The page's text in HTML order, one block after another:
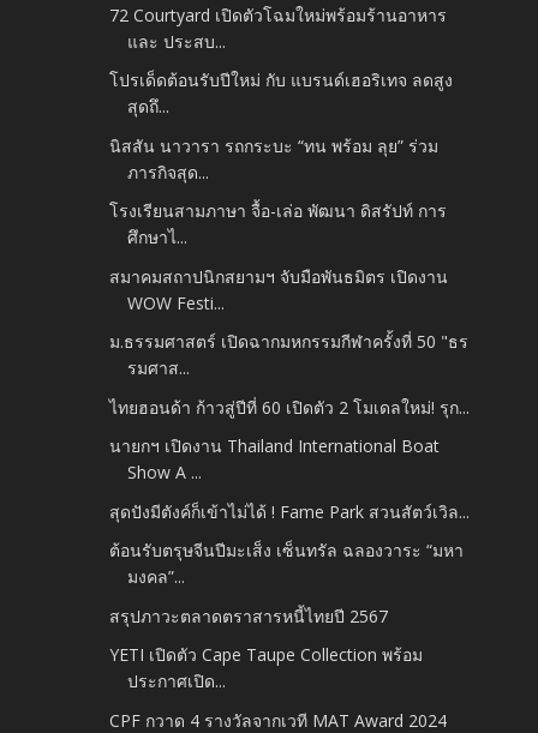
72 Courtyard เปิดตัวโฉมใหม่พร้อมร้านอาหาร
และ ประสบ...
โปรเด็ดต้อนรับปีใหม่ กับ แบรนด์เฮอริเทจ ลดสูง
สุดถึ...
นิสสัน นาวารา รถกระบะ “ทน พร้อม ลุย” ร่วม
ภารกิจสุด...
โรงเรียนสามภาษา จื้อ-เล่อ พัฒนา ดิสรัปท์ การ
ศึกษาไ...
สมาคมสถาปนิกสยามฯ จับมือพันธมิตร เปิดงาน
WOW Festi...
ม.ธรรมศาสตร์ เปิดฉากมหกรรมกีฬาครั้งที่ 50 "ธร
รมศาส...
ไทยฮอนด้า ก้าวสู่ปีที่ 60 เปิดตัว 2 โมเดลใหม่! รุก...
นายกฯ เปิดงาน Thailand International Boat
Show A ...
สุดปังมีตังค์ก็เข้าไม่ได้ ! Fame Park สวนสัตว์เวิล...
ต้อนรับตรุษจีนปีมะเส็ง เซ็นทรัล ฉลองวาระ “มหา
มงคล”...
สรุปภาวะตลาดตราสารหนี้ไทยปี 2567
YETI เปิดตัว Cape Taupe Collection พร้อม
ประกาศเปิด...
CPF กวาด 4 รางวัลจากเวที MAT Award 2024